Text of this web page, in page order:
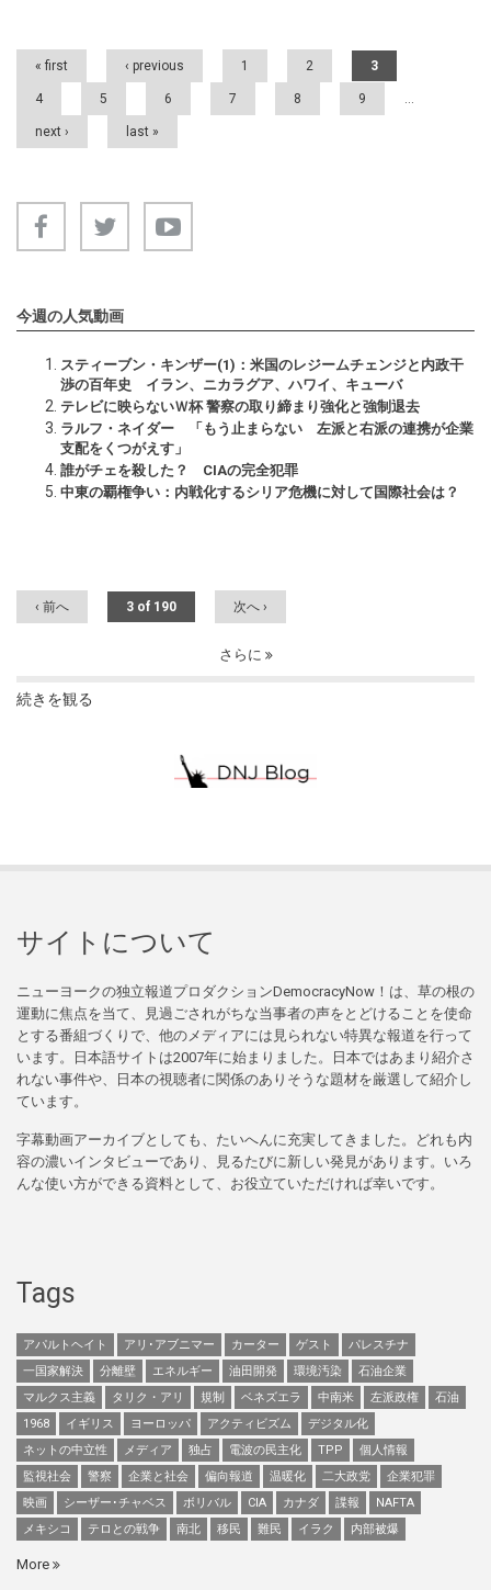
Pages
« first ‹ previous 1 2 3
4 5 6 7 8 9
next › last »
今週の人気動画
スティーブン・キンザー(1)：米国のレジームチェンジと内政干
渉の百年史 イラン、ニカラグア、ハワイ、キューバ
テレビに映らないＷ杯 警察の取り締まり強化と強制退去
ラルフ・ネイダー 「もう止まらない 左派と右派の連携が企業
支配をくつがえす」
誰がチェを殺した？ CIAの完全犯罪
中東の覇権争い：内戦化するシリア危機に対して国際社会は？
‹ 前へ 3 of 190 次へ ›
さらに
続きを観る
サイトについて
ニューヨークの独立報道プロダクションDemocracyNow！は、草の根の
運動に焦点を当て、見過ごされがちな当事者の声をとどけることを使命
とする番組づくりで、他のメディアには見られない特異な報道を行って
います。日本語サイトは2007年に始まりました。日本ではあまり紹介さ
れない事件や、日本の視聴者に関係のありそうな題材を厳選して紹介し
ています。
字幕動画アーカイブとしても、たいへんに充実してきました。どれも内
容の濃いインタビューであり、見るたびに新しい発見があります。いろ
んな使い方ができる資料として、お役立ていただければ幸いです。
Tags
アパルトヘイト アリ･アブニマー カーター ゲスト
パレスチナ
一国家解決
分離壁 エネルギー 油田開発 環境汚染
石油企業
マルクス主義
タリク・アリ 規制 ベネズエラ 中南米 左派政権
石油
1968
イギリス ヨーロッパ アクティビズム
デジタル化
ネットの中立性
メディア 独占 電波の民主化 TPP
個人情報
監視社会
警察 企業と社会 偏向報道 温暖化 二大政党
企業犯罪
映画
シーザー･チャベス ボリバル CIA カナダ 諜報
NAFTA
メキシコ
テロとの戦争 南北 移民 難民 イラク 内部被爆
More